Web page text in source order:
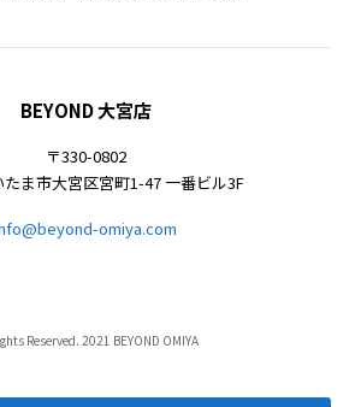
BEYOND 大宮店
〒330-0802
ま市大宮区宮町1-47 一番ビル3F
omiya.com
Reserved. 2021 BEYOND OMIYA